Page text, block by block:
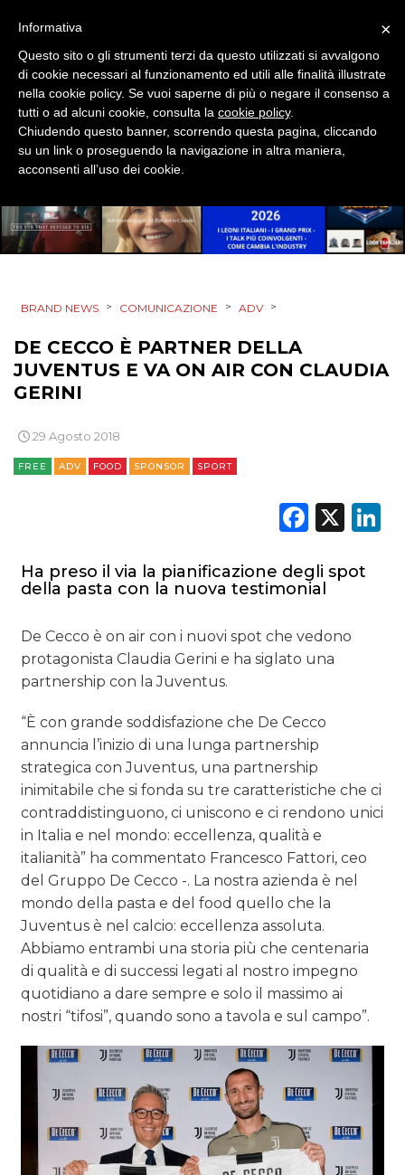
ESTERNA
RADIO / AUDIO
TV
DATI
RICERCHE
PREVISIONI/SCENARI
NORMATIVE
TREND
OPINIONI
BRAND NEWS > COMUNICAZIONE > ADV >
DE CECCO È PARTNER DELLA
JUVENTUS E VA ON AIR CON CLAUDIA
GERINI
29 Agosto 2018
FREE ADV FOOD SPONSOR SPORT
X
Ha preso il via la pianificazione degli spot
della pasta con la nuova testimonial
De Cecco è on air con i nuovi spot che vedono
protagonista Claudia Gerini e ha siglato una
partnership con la Juventus.
“È con grande soddisfazione che De Cecco
annuncia l’inizio di una lunga partnership
strategica con Juventus, una partnership
inimitabile che si fonda su tre caratteristiche che ci
contraddistinguono, ci uniscono e ci rendono unici
in Italia e nel mondo: eccellenza, qualità e
italianità” ha commentato Francesco Fattori, ceo
del Gruppo De Cecco -. La nostra azienda è nel
mondo della pasta e del food quello che la
Juventus è nel calcio: eccellenza assoluta.
Abbiamo entrambi una storia più che centenaria
di qualità e di successi legati al nostro impegno
quotidiano a dare sempre e solo il massimo ai
nostri “tifosi”, quando sono a tavola e sul campo”.
×
Informativa
Questo sito o gli strumenti terzi da questo utilizzati si avvalgono
di cookie necessari al funzionamento ed utili alle finalità illustrate
nella cookie policy. Se vuoi saperne di più o negare il consenso a
tutti o ad alcuni cookie, consulta la cookie policy.
Chiudendo questo banner, scorrendo questa pagina, cliccando
su un link o proseguendo la navigazione in altra maniera,
acconsenti all’uso dei cookie.